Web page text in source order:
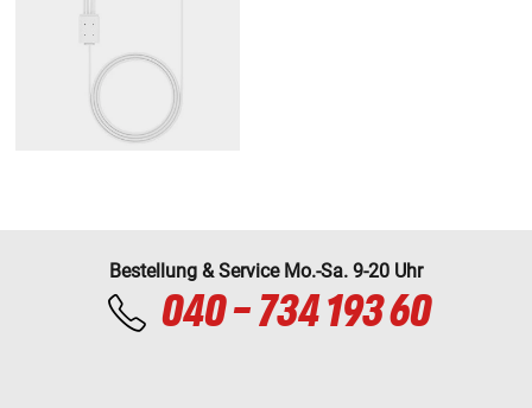
Bestellung & Service Mo.-Sa. 9-20 Uhr
040 - 734 193 60